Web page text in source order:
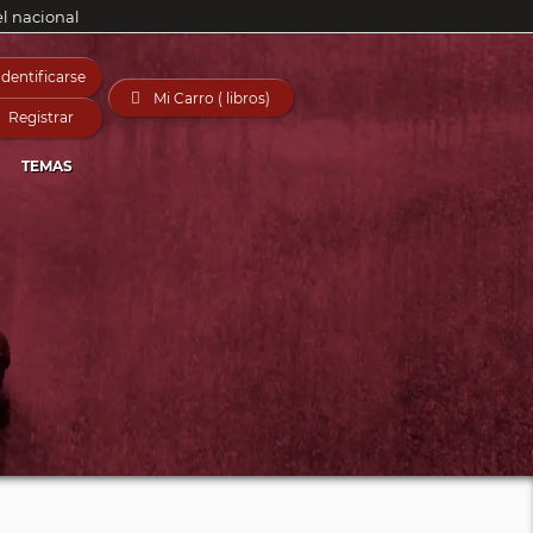
nacional
Registrar
 Mi Carro ( libros)
TEMAS